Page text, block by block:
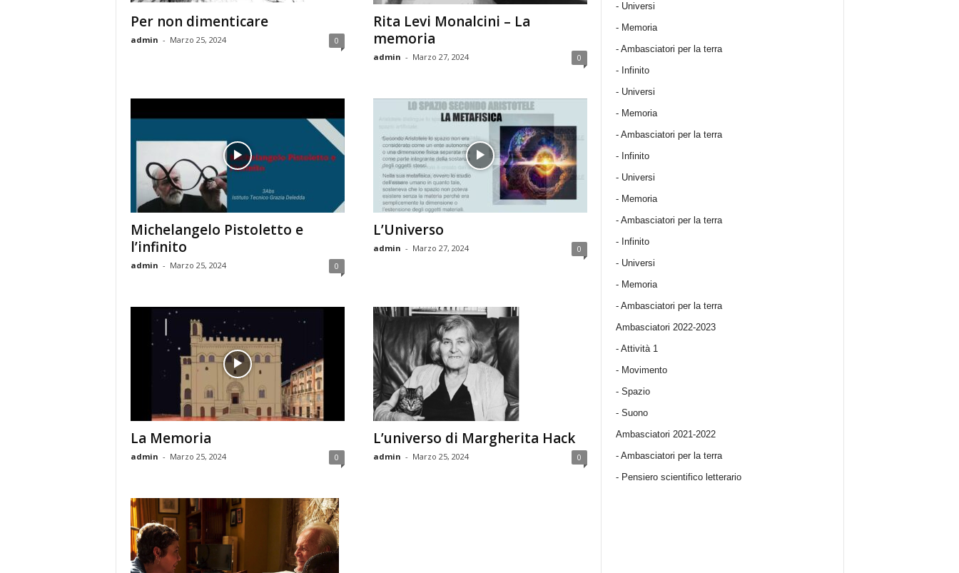
Per non dimenticare
admin - Marzo 25, 2024 0
Rita Levi Monalcini – La
memoria
admin - Marzo 27, 2024 0
Michelangelo Pistoletto e
l’infinito
admin - Marzo 25, 2024 0
L’Universo
admin - Marzo 27, 2024 0
La Memoria
admin - Marzo 25, 2024 0
L’universo di Margherita Hack
admin - Marzo 25, 2024 0
- Universi
- Memoria
- Ambasciatori per la terra
- Infinito
- Universi
- Memoria
- Ambasciatori per la terra
- Infinito
- Universi
- Memoria
- Ambasciatori per la terra
- Infinito
- Universi
- Memoria
- Ambasciatori per la terra
Ambasciatori 2022-2023
- Attività 1
- Movimento
- Spazio
- Suono
Ambasciatori 2021-2022
- Ambasciatori per la terra
- Pensiero scientifico letterario